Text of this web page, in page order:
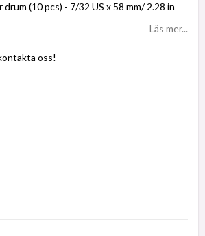
(10 pcs) - 7/32 US x 58 mm/ 2.28 in
Läs mer...
oss!